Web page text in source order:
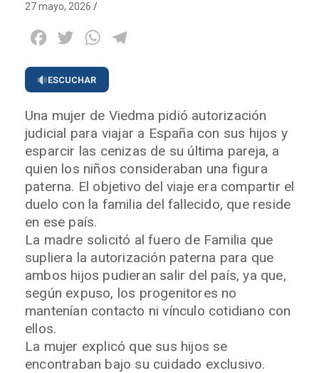
27 mayo, 2026
Facebook
Twitter WhatsApp
ESCUCHAR
Una mujer de Viedma pidió autorización
judicial para viajar a España con sus hijos y
esparcir las cenizas de su última pareja, a
quien los niños consideraban una figura
paterna. El objetivo del viaje era compartir el
duelo con la familia del fallecido, que reside
en ese país.
La madre solicitó al fuero de Familia que
supliera la autorización paterna para que
ambos hijos pudieran salir del país, ya que,
según expuso, los progenitores no
mantenían contacto ni vínculo cotidiano con
ellos.
La mujer explicó que sus hijos se
encontraban bajo su cuidado exclusivo.